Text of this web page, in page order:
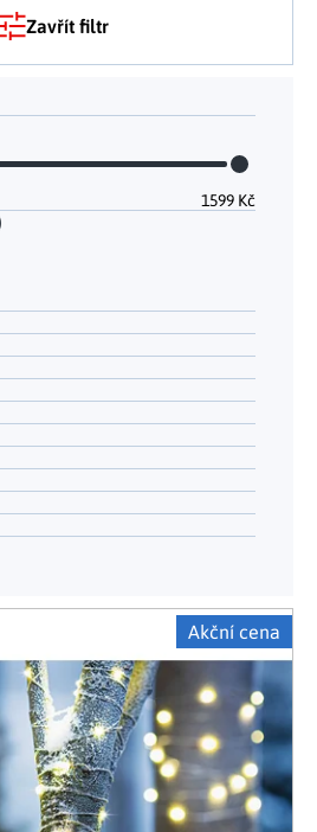
Zavřít filtr
1599 Kč
Akční cena